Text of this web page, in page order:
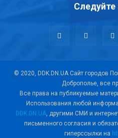
Следуйте
© 2020, DDK.DN.UA Сайт городов
Доброполье, все
Все права на публикуемые
Использования любой
DDK.DN.UA , другими СМИ и
письменного согласия и
гиперссылки на